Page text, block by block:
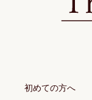
初めての方へ